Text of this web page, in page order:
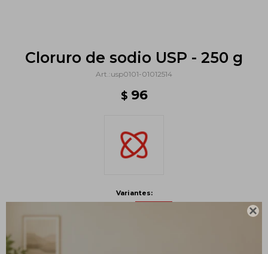

Cloruro de sodio USP - 250 g
usp0101-01012514
$ 96
Variantes: